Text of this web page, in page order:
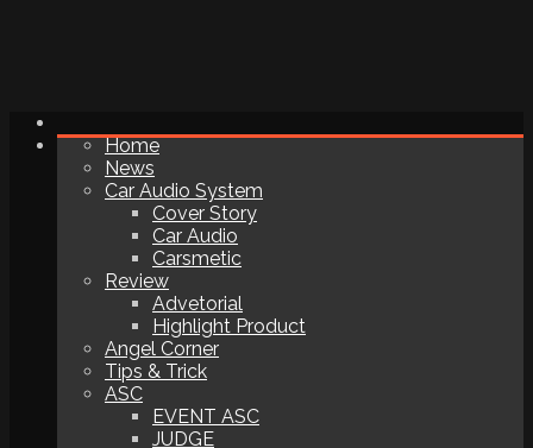
Home
News
Car Audio System
Cover Story
Car Audio
Carsmetic
Review
Advetorial
Highlight Product
Angel Corner
Tips & Trick
ASC
EVENT ASC
JUDGE